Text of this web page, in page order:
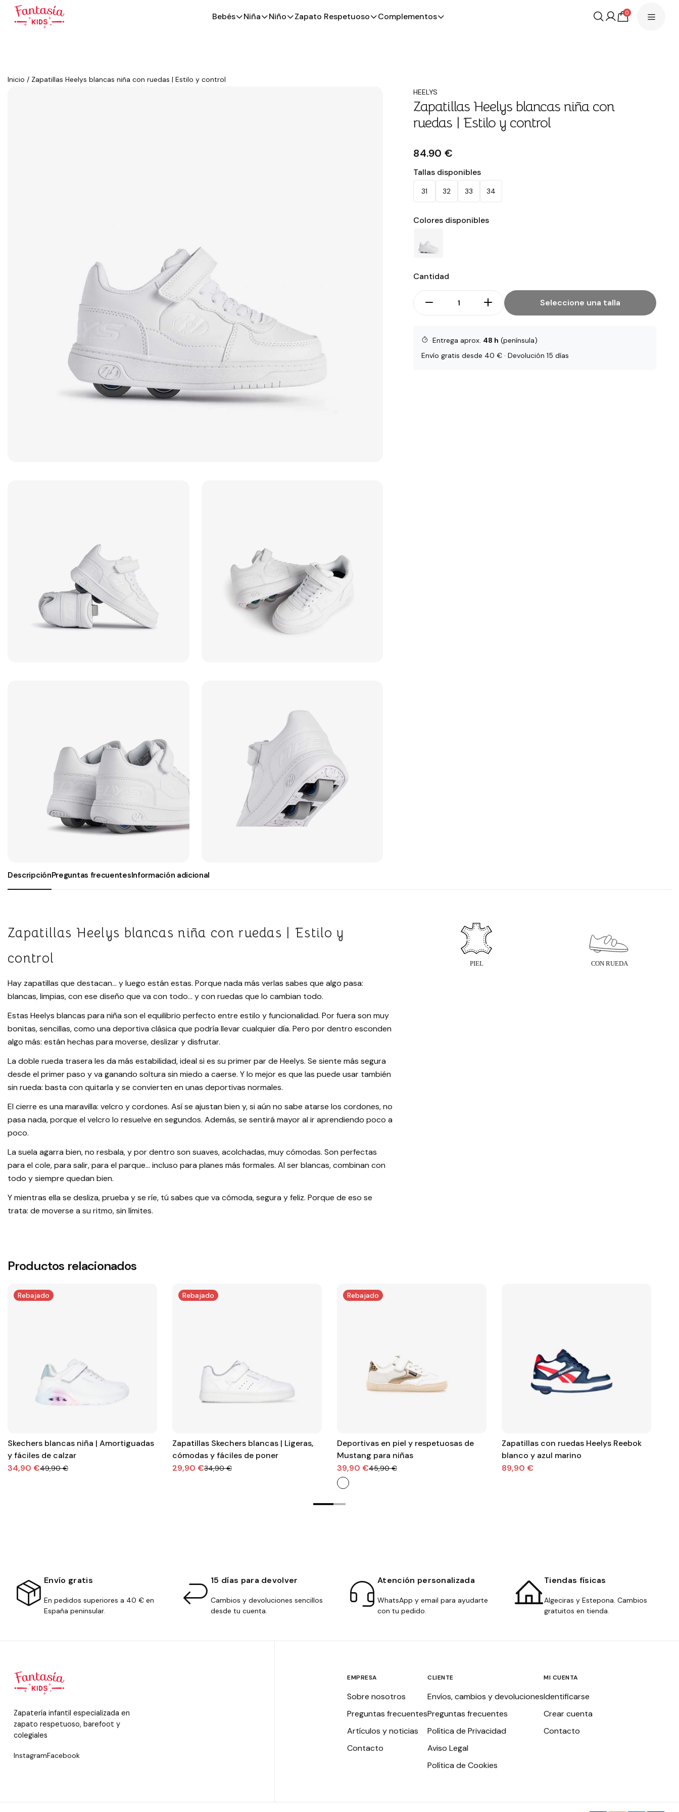
Bebés Niña Niño Zapato Respetuoso Complementos 0
Inicio / Zapatillas Heelys blancas niña con ruedas | Estilo y control
HEELYS
Zapatillas Heelys blancas niña con
ruedas | Estilo y control
84.90 €
Tallas disponibles
31 32 33 34
Colores disponibles
Cantidad
Seleccione una talla
Entrega aprox. 48 h (península)
Envío gratis desde 40 € · Devolución 15 días
DescripciónPreguntas frecuentesInformación adicional
Zapatillas Heelys blancas niña con ruedas | Estilo y
control
Hay zapatillas que destacan… y luego están estas. Porque nada más verlas sabes que algo pasa:
blancas, limpias, con ese diseño que va con todo… y con ruedas que lo cambian todo.
Estas Heelys blancas para niña son el equilibrio perfecto entre estilo y funcionalidad. Por fuera son muy
bonitas, sencillas, como una deportiva clásica que podría llevar cualquier día. Pero por dentro esconden
algo más: están hechas para moverse, deslizar y disfrutar.
La doble rueda trasera les da más estabilidad, ideal si es su primer par de Heelys. Se siente más segura
desde el primer paso y va ganando soltura sin miedo a caerse. Y lo mejor es que las puede usar también
sin rueda: basta con quitarla y se convierten en unas deportivas normales.
El cierre es una maravilla: velcro y cordones. Así se ajustan bien y, si aún no sabe atarse los cordones, no
pasa nada, porque el velcro lo resuelve en segundos. Además, se sentirá mayor al ir aprendiendo poco a
poco.
La suela agarra bien, no resbala, y por dentro son suaves, acolchadas, muy cómodas. Son perfectas
para el cole, para salir, para el parque… incluso para planes más formales. Al ser blancas, combinan con
todo y siempre quedan bien.
Y mientras ella se desliza, prueba y se ríe, tú sabes que va cómoda, segura y feliz. Porque de eso se
trata: de moverse a su ritmo, sin límites.
Productos relacionados
Rebajado
Skechers blancas niña | Amortiguadas
y fáciles de calzar
34,90 €49,90 €
Rebajado
Zapatillas Skechers blancas | Ligeras,
cómodas y fáciles de poner
29,90 €34,90 €
Rebajado
Deportivas en piel y respetuosas de
Mustang para niñas
39,90 €45,90 €
Zapatillas con ruedas Heelys Reebok
blanco y azul marino
89,90 €
Envío gratis
En pedidos superiores a 40 € en
España peninsular.
15 días para devolver
Cambios y devoluciones sencillos
desde tu cuenta.
Atención personalizada
WhatsApp y email para ayudarte
con tu pedido.
Tiendas físicas
Algeciras y Estepona. Cambios
gratuitos en tienda.
Zapatería infantil especializada en
zapato respetuoso, barefoot y
colegiales
InstagramFacebook
EMPRESA
Sobre nosotros
Preguntas frecuentes
Artículos y noticias
Contacto
CLIENTE
Envíos, cambios y devoluciones
Preguntas frecuentes
Política de Privacidad
Aviso Legal
Política de Cookies
MI CUENTA
Identificarse
Crear cuenta
Contacto